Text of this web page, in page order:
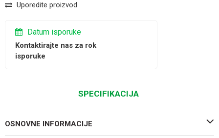
Uporedite proizvod
Datum isporuke
Kontaktirajte nas za rok
isporuke
SPECIFIKACIJA
OSNOVNE INFORMACIJE